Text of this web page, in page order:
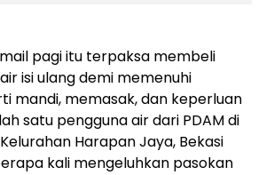
pagi itu terpaksa membeli
isi ulang demi memenuhi
mandi, memasak, dan keperluan
satu pengguna air dari PDAM di
Harapan Jaya, Bekasi
kali mengeluhkan pasokan